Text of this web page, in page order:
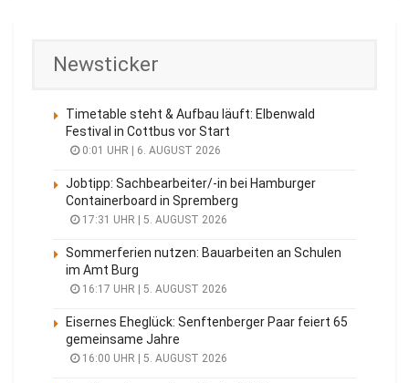
Newsticker
Timetable steht & Aufbau läuft: Elbenwald
Festival in Cottbus vor Start
0:01 UHR | 6. AUGUST 2026
Jobtipp: Sachbearbeiter/-in bei Hamburger
Containerboard in Spremberg
17:31 UHR | 5. AUGUST 2026
Sommerferien nutzen: Bauarbeiten an Schulen
im Amt Burg
16:17 UHR | 5. AUGUST 2026
Eisernes Eheglück: Senftenberger Paar feiert 65
gemeinsame Jahre
16:00 UHR | 5. AUGUST 2026